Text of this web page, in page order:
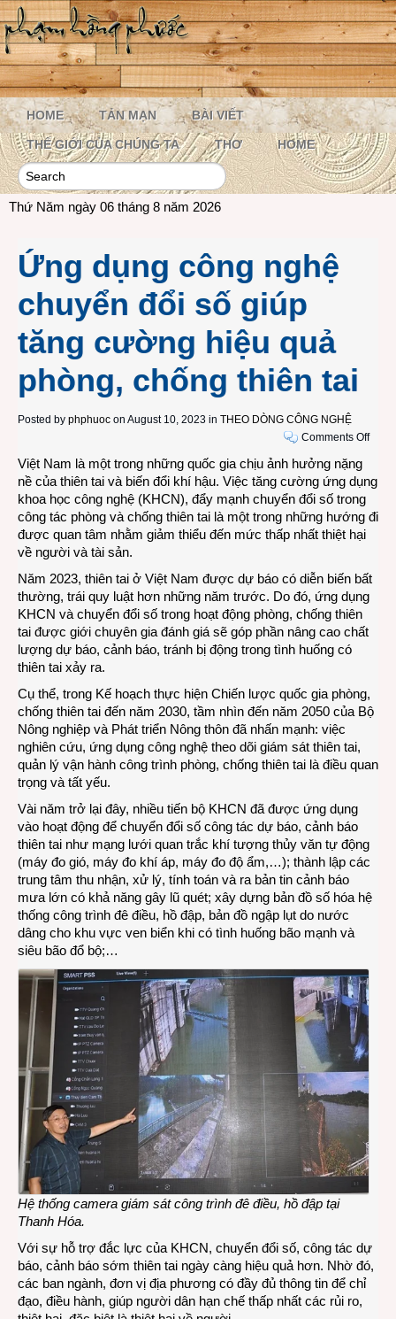
HOME TẢN MẠN BÀI VIẾT
THẾ GIỚI CỦA CHÚNG TA THƠ HOME
Thứ Năm ngày 06 tháng 8 năm 2026
Ứng dụng công nghệ
chuyển đổi số giúp
tăng cường hiệu quả
phòng, chống thiên tai
Posted by phphuoc on August 10, 2023 in THEO DÒNG CÔNG NGHỆ
Comments Offon
công
giúp
tăng
thiên
tai
Việt Nam là một trong những quốc gia chịu ảnh hưởng nặng
nề của thiên tai và biến đổi khí hậu. Việc tăng cường ứng dụng
khoa học công nghệ (KHCN), đẩy mạnh chuyển đổi số trong
công tác phòng và chống thiên tai là một trong những hướng đi
được quan tâm nhằm giảm thiểu đến mức thấp nhất thiệt hại
về người và tài sản.
Năm 2023, thiên tai ở Việt Nam được dự báo có diễn biến bất
thường, trái quy luật hơn những năm trước. Do đó, ứng dụng
KHCN và chuyển đổi số trong hoạt động phòng, chống thiên
tai được giới chuyên gia đánh giá sẽ góp phần nâng cao chất
lượng dự báo, cảnh báo, tránh bị động trong tình huống có
thiên tai xảy ra.
Cụ thể, trong Kế hoạch thực hiện Chiến lược quốc gia phòng,
chống thiên tai đến năm 2030, tầm nhìn đến năm 2050 của Bộ
Nông nghiệp và Phát triển Nông thôn đã nhấn mạnh: việc
nghiên cứu, ứng dụng công nghệ theo dõi giám sát thiên tai,
quản lý vận hành công trình phòng, chống thiên tai là điều quan
trọng và tất yếu.
Vài năm trở lại đây, nhiều tiến bộ KHCN đã được ứng dụng
vào hoạt động để chuyển đổi số công tác dự báo, cảnh báo
thiên tai như mạng lưới quan trắc khí tượng thủy văn tự động
(máy đo gió, máy đo khí áp, máy đo độ ẩm,…); thành lập các
trung tâm thu nhận, xử lý, tính toán và ra bản tin cảnh báo
mưa lớn có khả năng gây lũ quét; xây dựng bản đồ số hóa hệ
thống công trình đê điều, hồ đập, bản đồ ngập lụt do nước
dâng cho khu vực ven biển khi có tình huống bão mạnh và
siêu bão đổ bộ;…
Hệ thống camera giám sát công trình đê điều, hồ đập tại
Thanh Hóa.
Với sự hỗ trợ đắc lực của KHCN, chuyển đổi số, công tác dự
báo, cảnh báo sớm thiên tai ngày càng hiệu quả hơn. Nhờ đó,
các ban ngành, đơn vị địa phương có đầy đủ thông tin để chỉ
đạo, điều hành, giúp người dân hạn chế thấp nhất các rủi ro,